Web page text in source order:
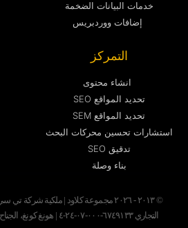
خدمات البيانات الضخمة
إضافات ووردبريس
التمركز
انشاء محتوى
تحديد المواقع SEO
تحديد المواقع SEM
استشارات تحسين محركات البحث
تدقيق SEO
بناء وصلة
© ٢٠١٣ - ٢٠٢٦ مجموعة كلاود | ملكية
التجاري ٦٧٤٩١٣٣-٠٠٠-٠٧-٢٤-